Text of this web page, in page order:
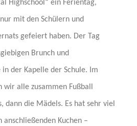
Highschool“ ein Ferientag,
mit den Schülern und
gefeiert haben. Der Tag
Brunch und
der Kapelle der Schule. Im
wir alle zusammen Fußball
dann die Mädels. Es hat sehr viel
anschließenden Kuchen –